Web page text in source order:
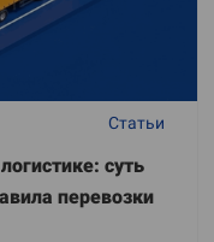
Статьи
суть
перевозки